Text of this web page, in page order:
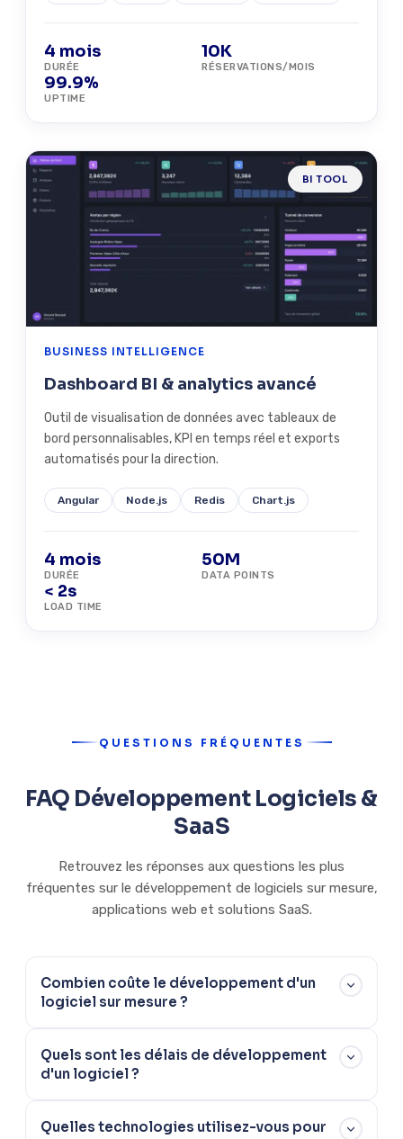
4 mois
DURÉE
10K
RÉSERVATIONS/MOIS
99.9%
UPTIME
BI TOOL
BUSINESS INTELLIGENCE
Dashboard BI & analytics avancé
Outil de visualisation de données avec tableaux de
bord personnalisables, KPI en temps réel et exports
automatisés pour la direction.
Angular Node.js Redis Chart.js
4 mois
DURÉE
50M
DATA POINTS
< 2s
LOAD TIME
QUESTIONS FRÉQUENTES
FAQ Développement Logiciels &
SaaS
Retrouvez les réponses aux questions les plus
fréquentes sur le développement de logiciels sur mesure,
applications web et solutions SaaS.
Combien coûte le développement d'un
logiciel sur mesure ?
fonctionnalités et l'architecture technique : de15 000€
pour un outil simple
outils métiers (20-40k€), applications web (30-70k€),
Quels sont les délais de développement
d'un logiciel ?
un outil métier simple,3 à 6 moispour une application web
Quelles technologies utilisez-vous pour